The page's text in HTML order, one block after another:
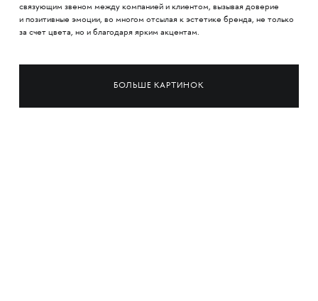
связующим звеном между компанией и клиентом, вызывая доверие
и позитивные эмоции, во многом отсылая к эстетике бренда, не только
за счет цвета, но и благодаря ярким акцентам.
БОЛЬШЕ КАРТИНОК